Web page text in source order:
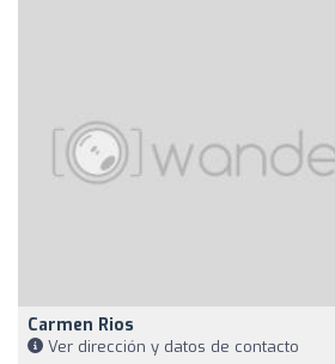
Carmen Rios
Ver dirección y datos de contacto